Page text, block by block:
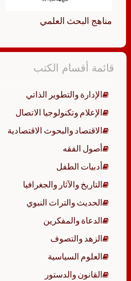
مناهج البحث العلمي
قائمة أقسام الكتب
الإدارة والتطوير الذاتي
الإعلام وتكنولوجيا الاتصال
الاقتصاد والبحوث الاقتصادية
أصول الفقه
أدبيات الطفل
التاريخ والآثار والجغرافيا
الحديث والتراث النبوي
الدعاة والمفكرين
الزهد والتصوف
العلوم السياسية
القانون والدستور